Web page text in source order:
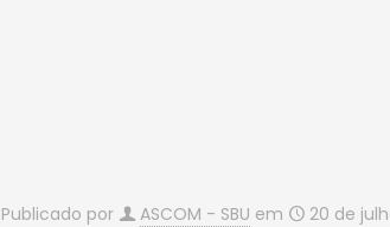
Publicado por ASCOM - SBU em 20 de